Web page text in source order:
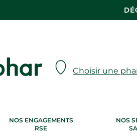
Choisir une
NOS ENGAGEMENTS
RSE
NOS